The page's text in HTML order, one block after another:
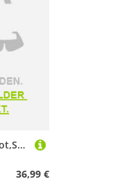
Plastimo Battery Switch Rot,Schwarz 150 A
36,99 €